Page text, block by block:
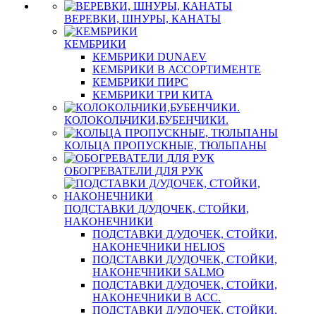
ВЕРЕВКИ, ШНУРЫ, КАНАТЫ
КЕМБРИКИ
КЕМБРИКИ DUNAEV
КЕМБРИКИ В АССОРТИМЕНТЕ
КЕМБРИКИ ПИРС
КЕМБРИКИ ТРИ КИТА
КОЛОКОЛЬЧИКИ,БУБЕНЧИКИ.
КОЛЬЦА ПРОПУСКНЫЕ, ТЮЛЬПАНЫ
ОБОГРЕВАТЕЛИ ДЛЯ РУК
ПОДСТАВКИ Д/УДОЧЕК, СТОЙКИ,
НАКОНЕЧНИКИ
ПОДСТАВКИ Д/УДОЧЕК, СТОЙКИ,
НАКОНЕЧНИКИ HELIOS
ПОДСТАВКИ Д/УДОЧЕК, СТОЙКИ,
НАКОНЕЧНИКИ SALMO
ПОДСТАВКИ Д/УДОЧЕК, СТОЙКИ,
НАКОНЕЧНИКИ В АСС.
ПОДСТАВКИ Д/УДОЧЕК, СТОЙКИ,